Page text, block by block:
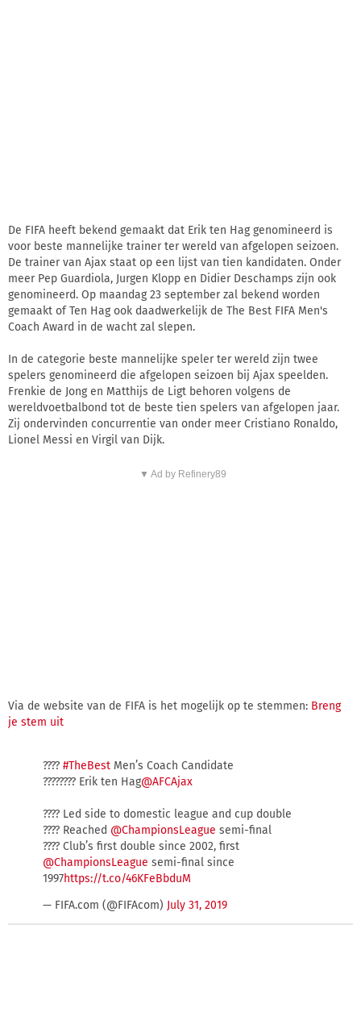
De FIFA heeft bekend gemaakt dat Erik ten Hag genomineerd is
voor beste mannelijke trainer ter wereld van afgelopen seizoen.
De trainer van Ajax staat op een lijst van tien kandidaten. Onder
meer Pep Guardiola, Jurgen Klopp en Didier Deschamps zijn ook
genomineerd. Op maandag 23 september zal bekend worden
gemaakt of Ten Hag ook daadwerkelijk de The Best FIFA Men's
Coach Award in de wacht zal slepen.
In de categorie beste mannelijke speler ter wereld zijn twee
spelers genomineerd die afgelopen seizoen bij Ajax speelden.
Frenkie de Jong en Matthijs de Ligt behoren volgens de
wereldvoetbalbond tot de beste tien spelers van afgelopen jaar.
Zij ondervinden concurrentie van onder meer Cristiano Ronaldo,
Lionel Messi en Virgil van Dijk.
▼ Ad by Refinery89
Via de website van de FIFA is het mogelijk op te stemmen: Breng
je stem uit
???? #TheBestMen’s Coach Candidate
???????? Erik ten Hag@AFCAjax
???? Led side to domestic league and cup double
???? Reached @ChampionsLeague semi-final
???? Club’s first double since 2002, first
@ChampionsLeague semi-final since
1997https://t.co/46KFeBbduM
— FIFA.com (@FIFAcom) July 31, 2019